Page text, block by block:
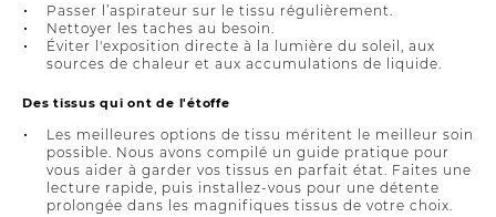
Passer l’aspirateur sur le tissu régulièrement.
Nettoyer les taches au besoin.
Éviter l'exposition directe à la lumière du soleil, aux
sources de chaleur et aux accumulations de liquide.
Des tissus qui ont de l'étoffe
Les meilleures options de tissu méritent le meilleur soin
possible. Nous avons compilé un guide pratique pour
vous aider à garder vos tissus en parfait état. Faites une
lecture rapide, puis installez-vous pour une détente
prolongée dans les magnifiques tissus de votre choix.